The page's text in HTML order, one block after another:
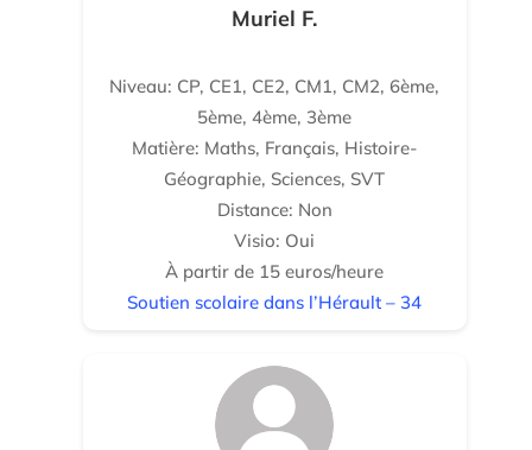
Muriel F.
Niveau: CP, CE1, CE2, CM1, CM2, 6ème,
5ème, 4ème, 3ème
Matière: Maths, Français, Histoire-
Géographie, Sciences, SVT
Distance: Non
Visio: Oui
À partir de 15 euros/heure
Soutien scolaire dans l’Hérault – 34